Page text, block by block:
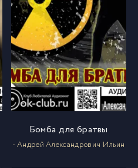
Бомба для братвы
- Андрей Александрович Ильин